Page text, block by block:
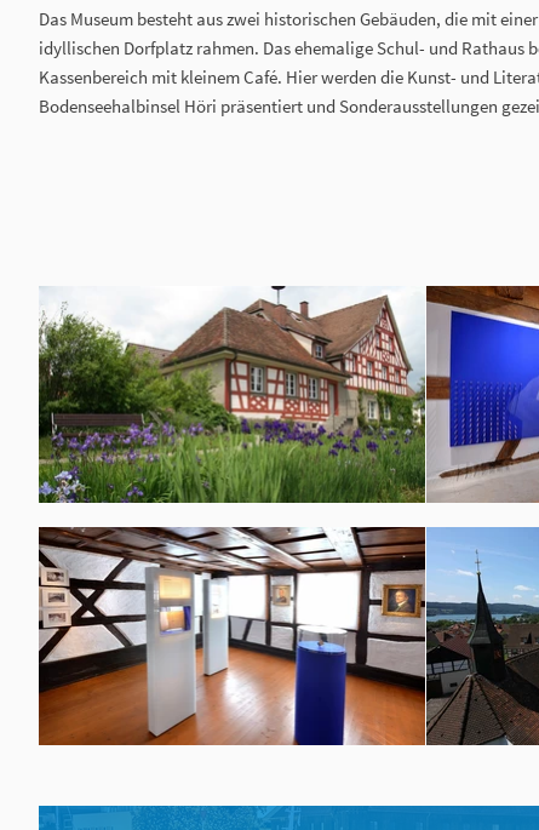
Das Museum besteht aus zwei historischen Gebäuden, die mit
idyllischen Dorfplatz rahmen. Das ehemalige Schul- und Rathaus
Kassenbereich mit kleinem Café. Hier werden die Kunst- und
Bodenseehalbinsel Höri präsentiert und Sonderausstellungen